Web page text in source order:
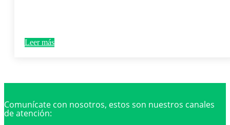
Leer más
Comunícate con nosotros, estos son nuestros canales
de atención: